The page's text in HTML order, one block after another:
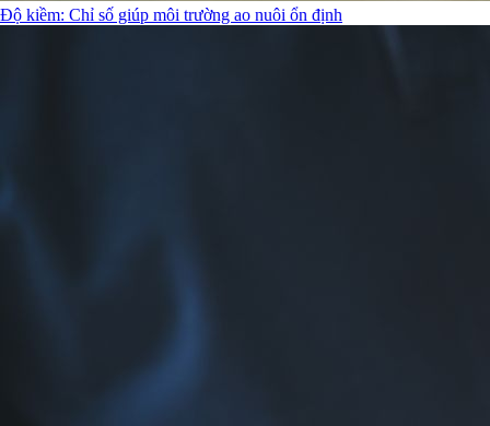
Độ kiềm: Chỉ số giúp môi trường ao nuôi ổn định